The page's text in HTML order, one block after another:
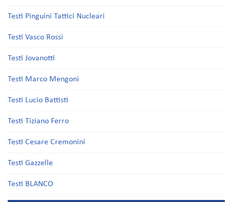
Testi Pinguini Tattici Nucleari
Testi Vasco Rossi
Testi Jovanotti
Testi Marco Mengoni
Testi Lucio Battisti
Testi Tiziano Ferro
Testi Cesare Cremonini
Testi Gazzelle
Testi BLANCO